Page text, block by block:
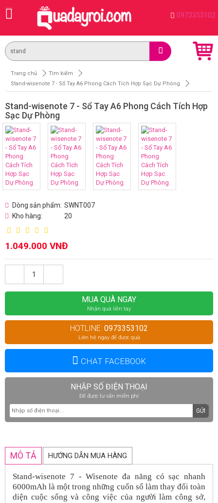
0973353102
Trang chủ
Tìm kiếm
Stand-wisenote 7 - Sổ Tay A6 Phong Cách Tích Hợp Sạc Dự Phòng
Stand-wisenote 7 - Sổ Tay A6 Phong Cách Tích Hợp
Sạc Dự Phòng
Dòng sản phẩm: SWNT007
Kho hàng:
20
1.049.000 VNĐ
MUA QUÀ NGAY
Nhận quà liền tay
HOTLINE: 0973353102
Liên hệ ngay để được quà
CHAT FACEBOOK
NHẬP SỐ ĐIỆN THOẠI
Để được tư vấn miễn phí
GỬI
MÔ TẢ HƯỚNG DẪN MUA HÀNG
Stand-wisenote 7 - Wisenote đa năng có sạc nhanh
6000mAh là một trong những cuốn sổ làm thay đổi toàn
diện cuộc sống và công việc của người làm công sở,